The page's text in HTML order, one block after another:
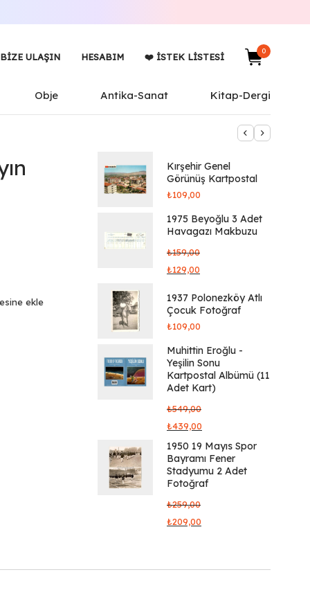
BIZE ULAŞIN HESABIM ❤️ İSTEK LISTESI
0
Obje Antika-Sanat Kitap-Dergi
ekle
Kırşehir Genel
Görünüş Kartpostal
₺109,00
1975 Beyoğlu 3 Adet
Havagazı Makbuzu
₺159,00
₺129,00
1937 Polonezköy Atlı
Çocuk Fotoğraf
₺109,00
Muhittin Eroğlu -
Yeşilin Sonu
Kartpostal Albümü (11
Adet Kart)
₺549,00
₺439,00
1950 19 Mayıs Spor
Bayramı Fener
Stadyumu 2 Adet
Fotoğraf
₺259,00
₺209,00